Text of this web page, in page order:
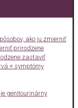
ako ju zmierniť
prirodzene
zastaviť
+ symptómy
genitourinárny